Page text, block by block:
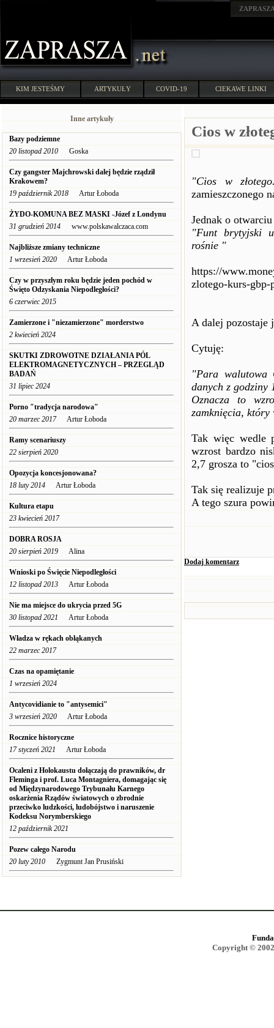
KIM JESTEŚMY ARTYKUŁY COVID-19 CIEKAWE LINKI
Inne artykuły
Bazy podziemne
20 listopad 2010 Goska
Czy gangster Majchrowski dalej będzie rządził
Krakowem?
19 październik 2018 Artur Łoboda
ŻYDO-KOMUNA BEZ MASKI -Józef z Londynu
31 grudzień 2014 www.polskawalczaca.com
Najbliższe zmiany techniczne
1 wrzesień 2020 Artur Łoboda
Czy w przyszłym roku będzie jeden pochód w
Święto Odzyskania Niepodległości?
6 czerwiec 2015
Zamierzone i "niezamierzone" morderstwo
2 kwiecień 2024
SKUTKI ZDROWOTNE DZIAŁANIA PÓL
ELEKTROMAGNETYCZNYCH – PRZEGLĄD
BADAŃ
31 lipiec 2024
Porno "tradycja narodowa"
20 marzec 2017Artur Łoboda
Ramy scenariuszy
22 sierpień 2020
Opozycja koncesjonowana?
18 luty 2014 Artur Łoboda
Kultura etapu
23 kwiecień 2017
DOBRA ROSJA
20 sierpień 2019 Alina
Wnioski po Święcie Niepodległości
12 listopad 2013 Artur Łoboda
Nie ma miejsce do ukrycia przed 5G
30 listopad 2021 Artur Łoboda
Władza w rękach obłąkanych
22 marzec 2017
Czas na opamiętanie
1 wrzesień 2024
Antycovidianie to "antysemici"
3 wrzesień 2020 Artur Łoboda
Rocznice historyczne
17 styczeń 2021 Artur Łoboda
Ocaleni z Holokaustu dołączają do prawników, dr
Fleminga i prof. Luca Montagniera, domagając się
od Międzynarodowego Trybunału Karnego
oskarżenia Rządów światowych o zbrodnie
przeciwko ludzkości, ludobójstwo i naruszenie
Kodeksu Norymberskiego
12 październik 2021
Pozew całego Narodu
20 luty 2010 Zygmunt Jan Prusiński
Cios w
"Cios w
zamieszczonego
Jednak o
"Funt brytyjski
rośnie "
https://
zlotego-kurs-gbp-
A dalej pozostaje
Cytuję:
"Para walutowa
danych z godziny
Oznacza to
zamknięcia, który
Tak więc wedle
wzrost bardzo
2,7 grosza to
Tak się realizuje
A tego szura
Dodaj komentarz
Copyright ©